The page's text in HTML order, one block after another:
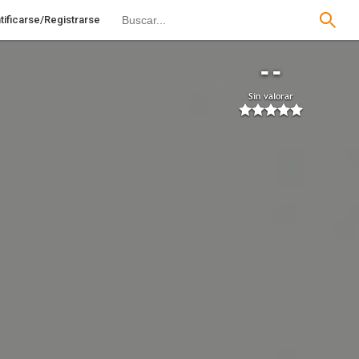
Registrarse
--
Sin valorar